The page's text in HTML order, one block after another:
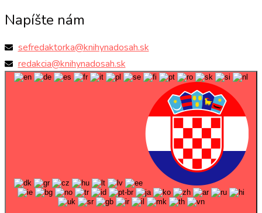
Napíšte nám
sefredaktorka@knihynadosah.sk
redakcia@knihynadosah.sk